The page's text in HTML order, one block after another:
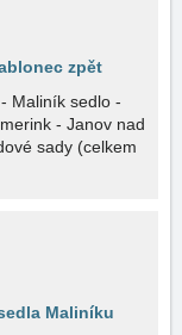
zpět
Maliník sedlo -
- Janov nad
sady (celkem
Maliníku